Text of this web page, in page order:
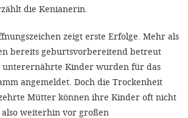
die Kenianerin.
zeigt erste Erfolge. Mehr als
bereits geburtsvorbereitend betreut
unterernährte Kinder wurden für das
angemeldet. Doch die Trockenheit
Mütter können ihre Kinder oft nicht
weiterhin vor großen